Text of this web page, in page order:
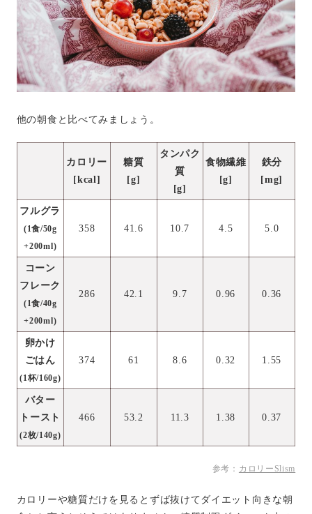
他の朝食と比べてみましょう。
カロリー
[kcal]
糖質
[g]
タンパク
質
[g]
食物繊維
[g]
鉄分
[mg]
フルグラ
(1食/50g
+200ml)
358 41.6 10.7 4.5 5.0
コーン
フレーク
(1食/40g
+200ml)
286 42.1 9.7 0.96 0.36
卵かけ
ごはん
(1杯/160g)
374 61 8.6 0.32 1.55
バター
トースト
(2枚/140g)
466 53.2 11.3 1.38 0.37
参考： カロリーSlism
カロリーや糖質だけを見るとずば抜けてダイエット向きな朝